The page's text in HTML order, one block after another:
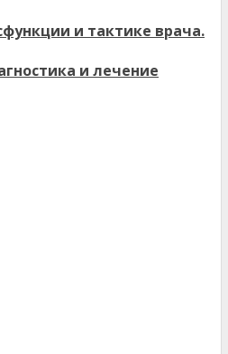
и тактике врача.
и лечение